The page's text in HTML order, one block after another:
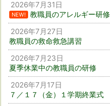
2026年7月31日
NEW!
教職員のアレルギー研修
2026年7月27日
教職員の救命救急講習
2026年7月23日
夏季休業中の教職員の研修
2026年7月17日
７／１７（金）１学期終業式